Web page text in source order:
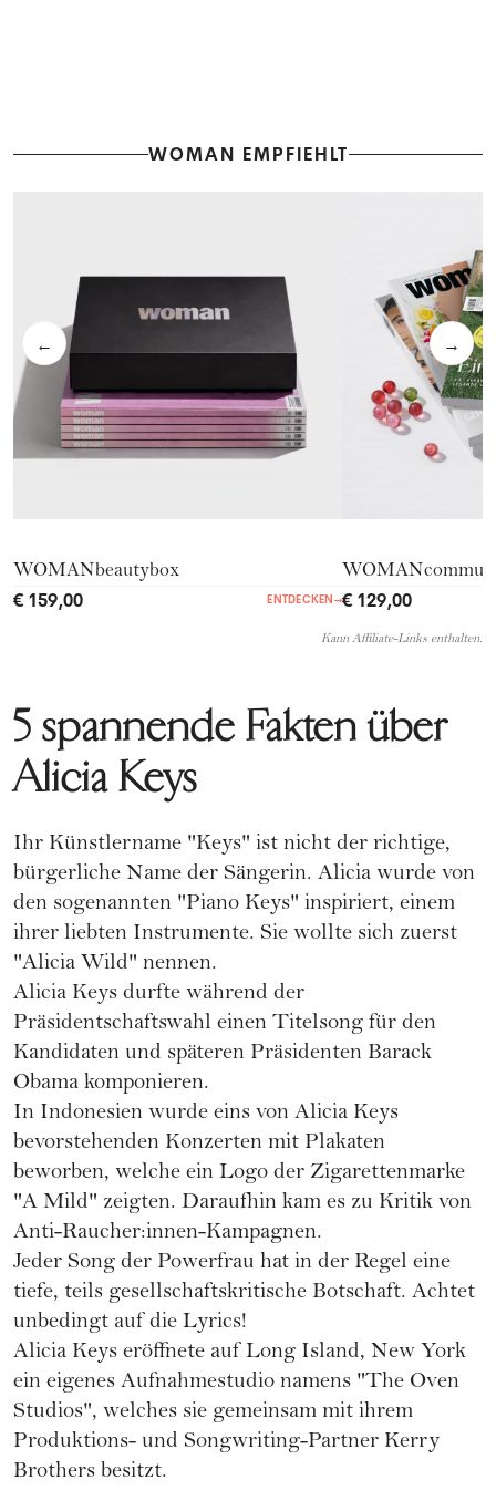
WOMAN EMPFIEHLT
← →
WOMANbeautybox
€ 159,00 ENTDECKEN →€ 129,00
Kann Affiliate-Links enthalten.
5 spannende Fakten über
Alicia Keys
Ihr Künstlername "Keys" ist nicht der richtige,
bürgerliche Name der Sängerin. Alicia wurde von
den sogenannten "Piano Keys" inspiriert, einem
ihrer liebten Instrumente. Sie wollte sich zuerst
"Alicia Wild" nennen.
Alicia Keys durfte während der
Präsidentschaftswahl einen Titelsong für den
Kandidaten und späteren Präsidenten Barack
Obama komponieren.
In Indonesien wurde eins von Alicia Keys
bevorstehenden Konzerten mit Plakaten
beworben, welche ein Logo der Zigarettenmarke
"A Mild" zeigten. Daraufhin kam es zu Kritik von
Anti-Raucher:innen-Kampagnen.
Jeder Song der Powerfrau hat in der Regel eine
tiefe, teils gesellschaftskritische Botschaft. Achtet
unbedingt auf die Lyrics!
Alicia Keys eröffnete auf Long Island, New York
ein eigenes Aufnahmestudio namens "The Oven
Studios", welches sie gemeinsam mit ihrem
Produktions- und Songwriting-Partner Kerry
Brothers besitzt.